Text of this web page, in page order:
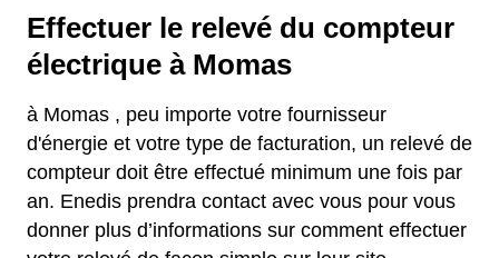
Effectuer le relevé du compteur
électrique à Momas
à Momas , peu importe votre fournisseur
d'énergie et votre type de facturation, un relevé de
compteur doit être effectué minimum une fois par
an. Enedis prendra contact avec vous pour vous
donner plus d’informations sur comment effectuer